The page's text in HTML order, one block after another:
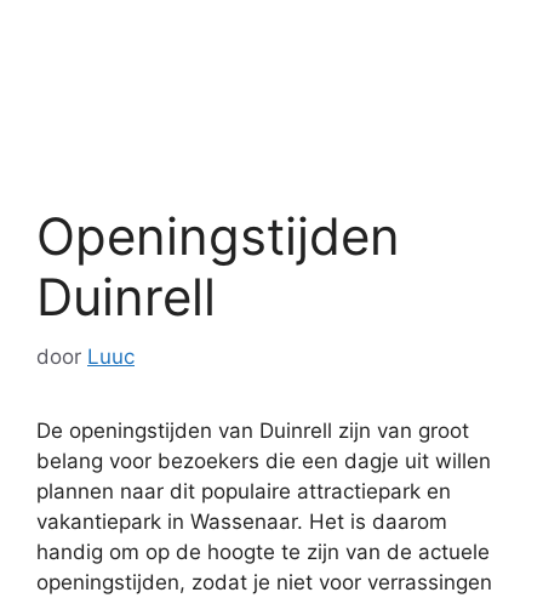
Openingstijden
Duinrell
door Luuc
De openingstijden van Duinrell zijn van groot
belang voor bezoekers die een dagje uit willen
plannen naar dit populaire attractiepark en
vakantiepark in Wassenaar. Het is daarom
handig om op de hoogte te zijn van de actuele
openingstijden, zodat je niet voor verrassingen